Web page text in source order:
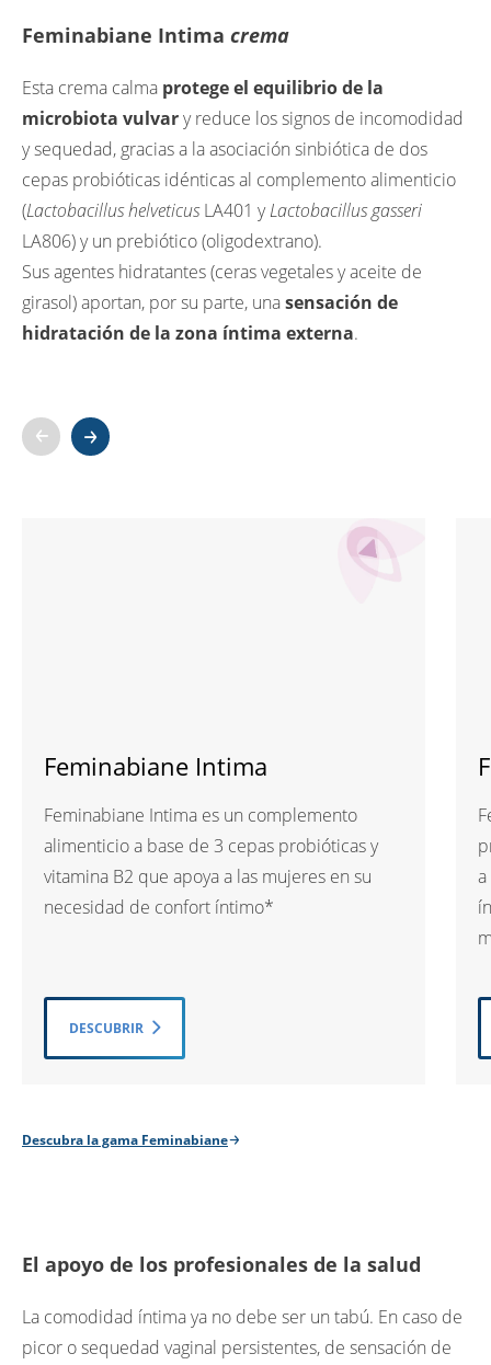
Feminabiane Intima crema
Esta crema calma protege el equilibrio de la
microbiota vulvary reduce los signos de incomodidad
y sequedad, gracias a la asociación sinbiótica de dos
cepas probióticas idénticas al complemento alimenticio
(Lactobacillus helveticusLA401 yLactobacillus gasseri
LA806) y un prebiótico (oligodextrano).
Sus agentes hidratantes (ceras vegetales y aceite de
girasol) aportan, por su parte, unasensación de
hidratación de la zona íntima externa.
Feminabiane Intima
Feminabiane Intima es un complemento
alimenticio a base de 3 cepas probióticas y
vitamina B2 que apoya a las mujeres en su
necesidad de confort íntimo*
DESCUBRIR
Descubra la gama Feminabiane
El apoyo de los profesionales de la salud
La comodidad íntima ya no debe ser un tabú. En caso de
picor o sequedad vaginal persistentes, de sensación de